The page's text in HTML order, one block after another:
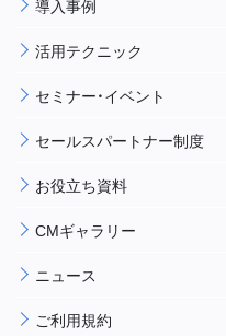
導入事例
活用テクニック
セミナー・イベント
セールスパートナー制度
お役立ち資料
CMギャラリー
ニュース
ご利用規約